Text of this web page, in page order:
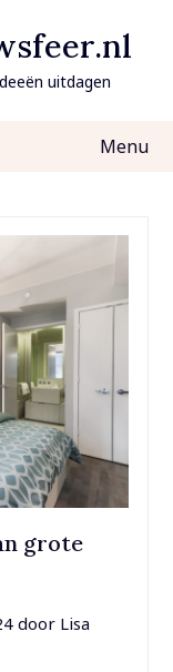
uitdagen
Menu
grote
door Lisa